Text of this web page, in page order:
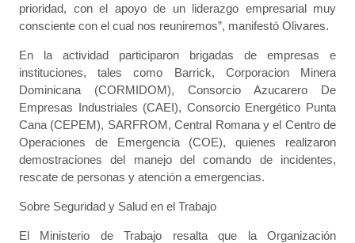
prioridad, con el apoyo de un liderazgo empresarial muy
consciente con el cual nos reuniremos”, manifestó Olivares.
En la actividad participaron brigadas de empresas e
instituciones, tales como Barrick, Corporacion Minera
Dominicana (CORMIDOM), Consorcio Azucarero De
Empresas Industriales (CAEI), Consorcio Energético Punta
Cana (CEPEM), SARFROM, Central Romana y el Centro de
Operaciones de Emergencia (COE), quienes realizaron
demostraciones del manejo del comando de incidentes,
rescate de personas y atención a emergencias.
Sobre Seguridad y Salud en el Trabajo
El Ministerio de Trabajo resalta que la Organización